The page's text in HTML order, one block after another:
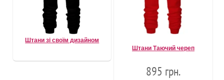
Штани зі своїм дизайном
Штани Таючий череп
895 грн.